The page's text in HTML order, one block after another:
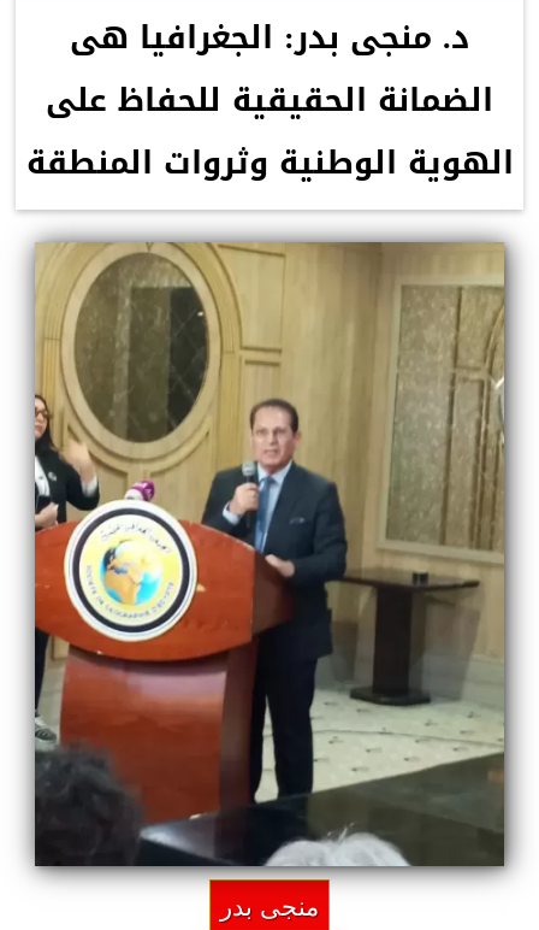
د. منجى بدر: الجغرافيا هى
الضمانة الحقيقية للحفاظ على
الهوية الوطنية وثروات المنطقة
منجى بدر